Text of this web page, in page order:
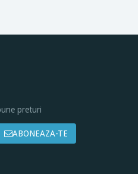
preturi
ABONEAZA-TE